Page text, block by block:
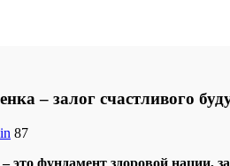
– залог счастливого
87
это фундамент здоровой нации,